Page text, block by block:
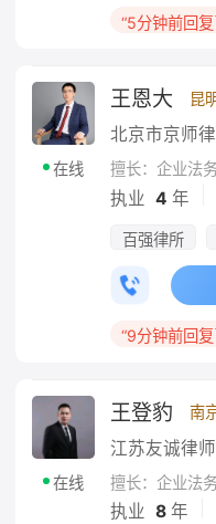
“5分钟前回
在线
王恩大 昆
擅长：企业法
执业 4 年
百强律所
“9分钟前回
在线
王登豹 南
擅长：企业法
执业 8 年